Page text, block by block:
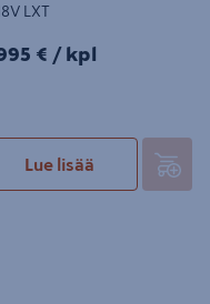
LXT
kpl
€ / kpl
Lue lisää